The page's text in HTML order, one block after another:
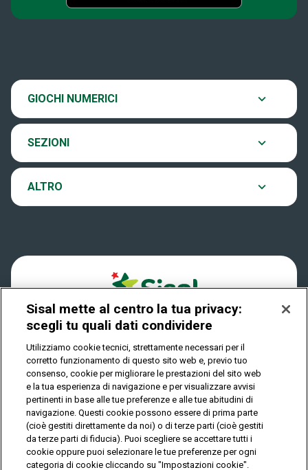
GIOCHI NUMERICI
EuroJackpot
VinciCasa
Play Your Date
SEZIONI
News
Verifica vincite
Come si gioca
Dove si gioca
Quanto si vince
Come riscuotere
ALTRO
Contatti
Notifiche
Privacy
IL GIOCO È VIETATO AI MINORI E PUÒ CAUSARE
DIPENDENZA PATOLOGICA
© Copyright Sisal Italia S.p.A. - P.I. 02433760135
Privacy Cookies
Mappa
del
Sisal mette al centro la tua privacy:
scegli tu quali dati condividere
Utilizziamo cookie tecnici, strettamente necessari per il
corretto funzionamento di questo sito web e, previo tuo
consenso, cookie per migliorare le prestazioni del sito web
e la tua esperienza di navigazione e per visualizzare avvisi
pertinenti in base alle tue preferenze e alle tue abitudini di
navigazione. Questi cookie possono essere di prima parte
(cioè gestiti direttamente da noi) o di terze parti (cioè gestiti
da terze parti di fiducia). Puoi scegliere se accettare tutti i
cookie oppure puoi selezionare le tue preferenze per ogni
categoria di cookie cliccando su "Impostazioni cookie".